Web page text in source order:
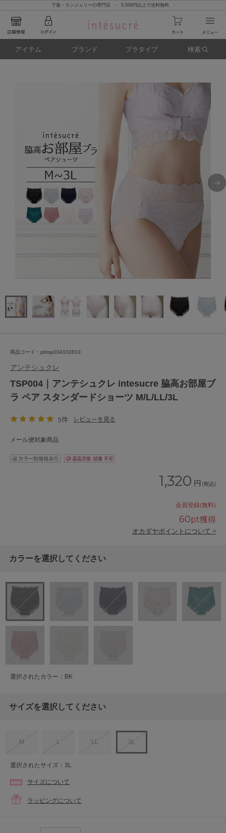
下着・ランジェリーの専門店 - 5,500円以上で送料無料 -
アイテム ブランド ブラタイプ 検索
商品コード：pbtsp004102810
アンテシュクレ
TSP004｜アンテシュクレ intesucre 脇高お部屋ブ
ラ ペア スタンダードショーツ M/L/LL/3L
5件 レビューを見る
メール便対象商品
1,320 円 (税込)
会員登録(無料)
60pt獲得
オカダヤポイントについて >
カラーを選択してください
選択されたカラー：BK
サイズを選択してください
M L LL 3L
選択されたサイズ：3L
サイズについて
ラッピングについて